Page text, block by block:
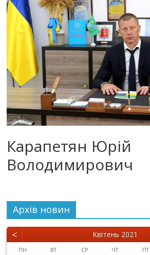
Карапетян Юрій
Володимирович
Архiв новин
< Квітень 2021
ПН ВТ СР ЧТ ПТ